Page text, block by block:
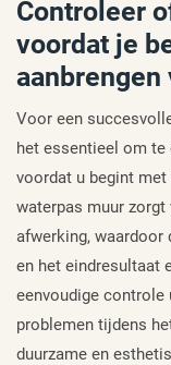
Controleer
voordat je
Voor een
het essentieel om
voordat u begint met
waterpas muur
afwerking,
en het eindresultaat
eenvoudige
problemen tijdens
duurzame en